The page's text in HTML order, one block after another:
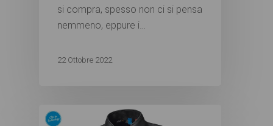
si compra, spesso non ci si pensa
nemmeno, eppure i…
22 Ottobre 2022